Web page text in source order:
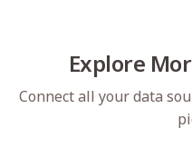
Explore
Connect all your data